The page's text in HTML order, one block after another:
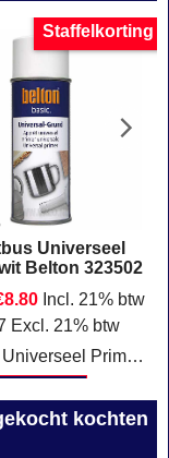
Staffelkorting
Universeel
Belton 323502
8.80 Incl. 21% btw
Excl. 21% btw
Spuitbus Universeel Primer wit 323502 Belton
kochten